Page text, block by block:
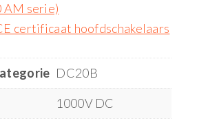
AM serie)
certificaat hoofdschakelaars
DC20B
1000V DC